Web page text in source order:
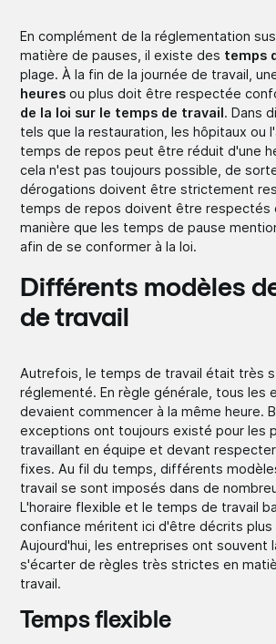
En complément de la réglementation
matière de pauses, il existe des temps
plage. À la fin de la journée de travail,
heures ou plus doit être respectée
de la loi sur le temps de travail. Dans
tels que la restauration, les hôpitaux ou
temps de repos peut être réduit d'une
cela n'est pas toujours possible, de
dérogations doivent être strictement
temps de repos doivent être respectés
manière que les temps de pause
afin de se conformer à la loi.
Différents modèles
de travail
Autrefois, le temps de travail était très
réglementé. En règle générale, tous les
devaient commencer à la même heure.
exceptions ont toujours existé pour les
travaillant en équipe et devant
fixes. Au fil du temps, différents
travail se sont imposés dans de
L'horaire flexible et le temps de travail
confiance méritent ici d'être décrits plus
Aujourd'hui, les entreprises ont souvent
s'écarter de règles très strictes en
travail.
Temps flexible